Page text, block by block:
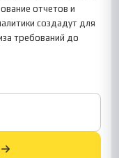
отчетов и
создадут для
требований до